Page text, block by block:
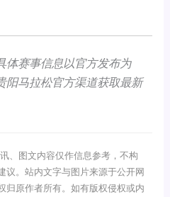
体赛事信息以官方发布为
阳马拉松官方渠道获取最新
、图文内容仅作信息参考，不构
议。站内文字与图片来源于公开网
归原作者所有。如有版权侵权或内